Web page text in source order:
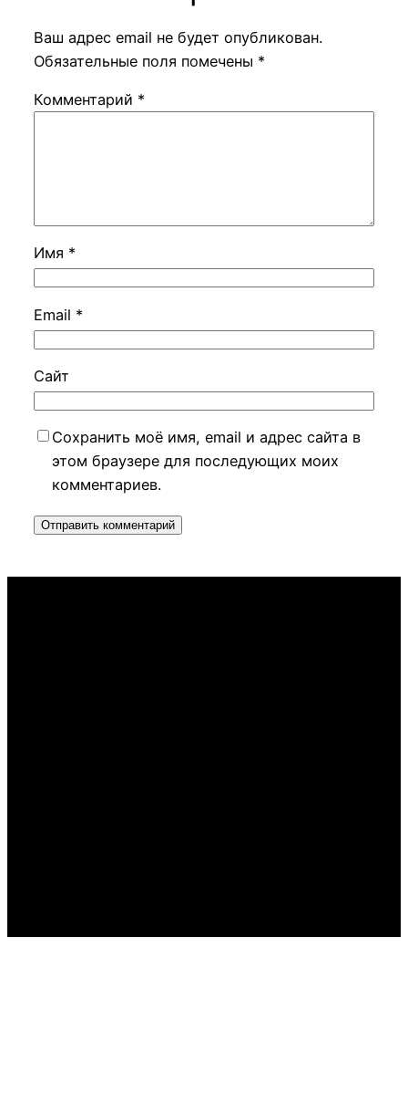
Ваш адрес email не будет опубликован.
Обязательные поля помечены *
Комментарий *
Имя *
Email *
Сайт
Сохранить моё имя, email и адрес сайта в
этом браузере для последующих моих
комментариев.